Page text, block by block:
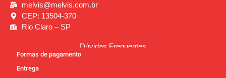
melvis@melvis.com.br
CEP: 13504-370
Rio Claro – SP
Dúvidas Frequentes
Formas de pagamento
Entrega